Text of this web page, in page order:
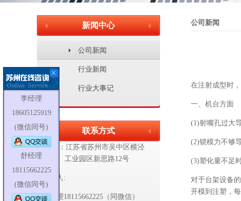
新闻中心
公司新闻
行业新闻
行业大事记
联系方式
地 址：江苏省苏州市吴中区横泾
工业园区新思路12号
联系人:
舒经理18115662225（同微信）
公司新闻
在注射成型时
一、机台方面
(1)射嘴孔过大
(2)锁模力不够
(3)塑化量不足
对于台架设备
开模到注塑，
李经理
18605125919
(微信同号)
舒经理
18115662225
(微信同号)